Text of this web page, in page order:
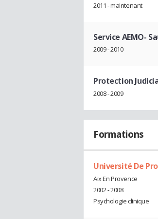
2011 - maintenant
Service AEMO-
2009 - 2010
Protection
2008 - 2009
Formations
Université De
Aix En Provence
2002 - 2008
Psychologie clinique